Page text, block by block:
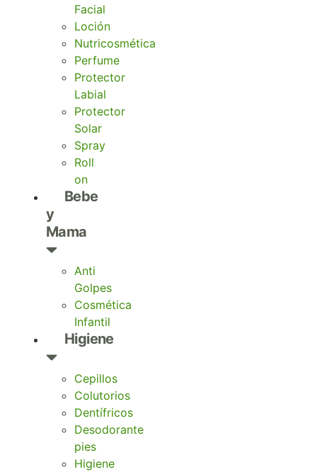
Facial
Loción
Nutricosmética
Perfume
Protector
Labial
Protector
Solar
Spray
Roll
on
Bebe
y
Mama
Anti
Golpes
Cosmética
Infantil
Higiene
Cepillos
Colutorios
Dentífricos
Desodorante
pies
Higiene